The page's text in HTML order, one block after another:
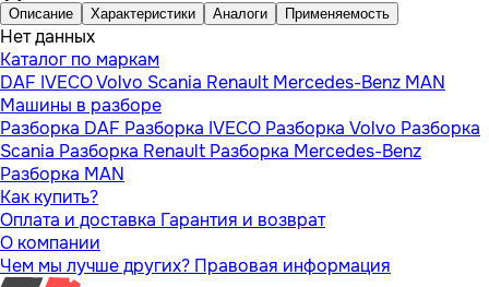
Описание Характеристики Аналоги Применяемость
Нет данных
Каталог по маркам
DAF IVECOVolvo Scania Renault Mercedes-Benz MAN
Машины в разборе
Разборка DAF Разборка IVECO Разборка Volvo Разборка
Scania Разборка Renault Разборка Mercedes-Benz
Разборка MAN
Как купить?
Оплата и доставка Гарантия и возврат
О компании
Чем мы лучше других? Правовая информация